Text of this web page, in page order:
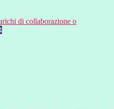
di collaborazione o